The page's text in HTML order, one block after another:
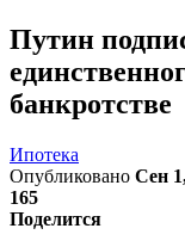
Путин
банкротстве
Ипотека
Опубликовано Сен
165
Поделится